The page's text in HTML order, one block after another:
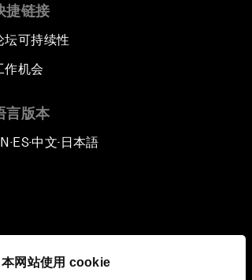
本网站使用 cookie
捷链接
坛可持续性
作机会
言版本
▪ES▪中文▪ 日本語